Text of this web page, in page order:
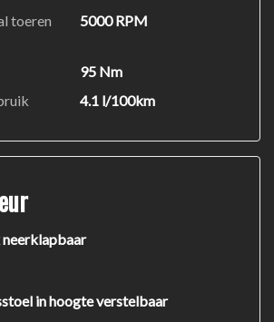
toeren
5000 RPM
95 Nm
4.1 l/100km
in hoogte verstelbaar